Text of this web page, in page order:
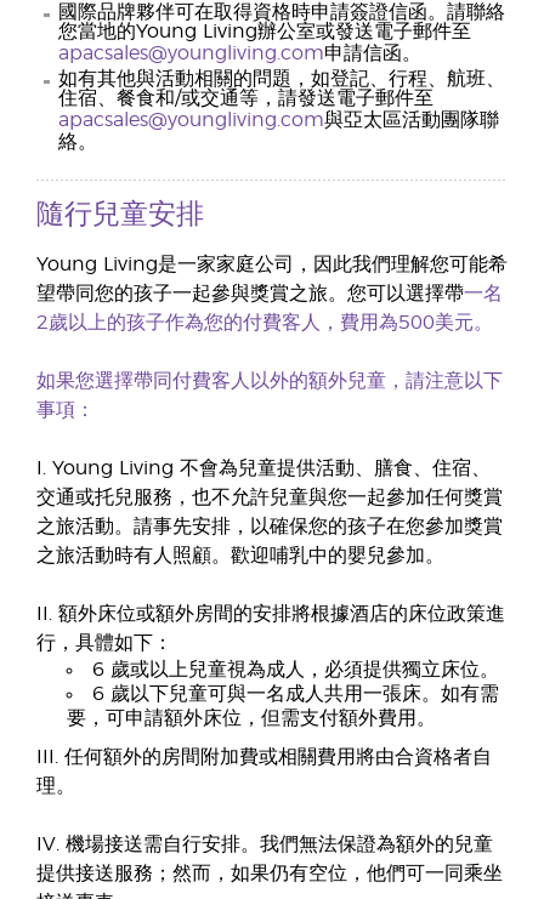
國際品牌夥伴可在取得資格時申請簽證信函。請聯絡
您當地的Young Living辦公室或發送電子郵件至
apacsales@youngliving.com申請信函。
如有其他與活動相關的問題，如登記、行程、航班、
住宿、餐食和/或交通等，請發送電子郵件至
apacsales@youngliving.com與亞太區活動團隊聯
絡。
隨行兒童安排
Young Living是一家家庭公司，因此我們理解您可能希
望帶同您的孩子一起參與獎賞之旅。您可以選擇帶一名
2歲以上的孩子作為您的付費客人，費用為500美元。
如果您選擇帶同付費客人以外的額外兒童，請注意以下
事項：
I. Young Living 不會為兒童提供活動、膳食、住宿、
交通或托兒服務，也不允許兒童與您一起參加任何獎賞
之旅活動。請事先安排，以確保您的孩子在您參加獎賞
之旅活動時有人照顧。歡迎哺乳中的嬰兒參加。
II. 額外床位或額外房間的安排將根據酒店的床位政策進
行，具體如下：
6 歲或以上兒童視為成人，必須提供獨立床位。
6 歲以下兒童可與一名成人共用一張床。如有需
要，可申請額外床位，但需支付額外費用。
III. 任何額外的房間附加費或相關費用將由合資格者自
理。
IV. 機場接送需自行安排。我們無法保證為額外的兒童
提供接送服務；然而，如果仍有空位，他們可一同乘坐